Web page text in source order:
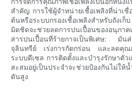
สำคัญ การใช้ผู้จำหน่ายเชื้อเพลิงที่น่าเชื่
ต้นหรือระบบกรองเชื้อเพลิงสำหรับถังเ
มิดชิดจะช่วยลดการปนเปื้อนของอนุภาค
สารปนเปื้อนที่ร้ายกาจเป็นพิเศษ: มันส่
จุลินทรีย์ เร่งการกัดกร่อน และลดคุ
ระบบดีเซล การติดตั้งและบำรุงรักษาตั
สะสมอยู่เป็นประจำจะช่วยป้องกันไม่ให้
ดันสูง